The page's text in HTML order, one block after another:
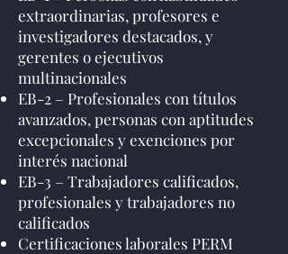
extraordinarias, profesores e
investigadores destacados, y
gerentes o ejecutivos
multinacionales
EB-2 – Profesionales con títulos
avanzados, personas con aptitudes
excepcionales y exenciones por
interés nacional
EB-3 – Trabajadores calificados,
profesionales y trabajadores no
calificados
Certificaciones laborales PERM